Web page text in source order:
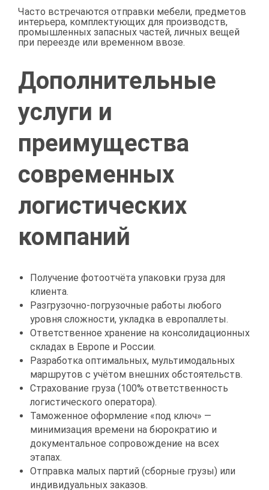
Часто встречаются отправки мебели, предметов
интерьера, комплектующих для производств,
промышленных запасных частей, личных вещей
при переезде или временном ввозе.
Дополнительные
услуги и
преимущества
современных
логистических
компаний
Получение фотоотчёта упаковки груза для
клиента.
Разгрузочно-погрузочные работы любого
уровня сложности, укладка в европаллеты.
Ответственное хранение на консолидационных
складах в Европе и России.
Разработка оптимальных, мультимодальных
маршрутов с учётом внешних обстоятельств.
Страхование груза (100% ответственность
логистического оператора).
Таможенное оформление «под ключ» —
минимизация времени на бюрократию и
документальное сопровождение на всех
этапах.
Отправка малых партий (сборные грузы) или
индивидуальных заказов.